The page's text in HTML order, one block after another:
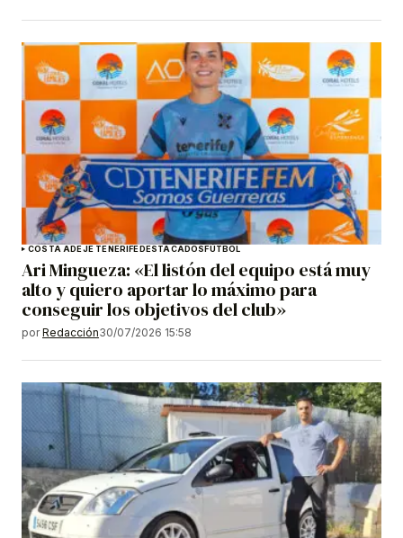
COSTA ADEJE TENERIFEDESTACADOSFÚTBOL
Ari Mingueza: «El listón del equipo está muy
alto y quiero aportar lo máximo para
conseguir los objetivos del club»
por Redacción30/07/2026 15:58